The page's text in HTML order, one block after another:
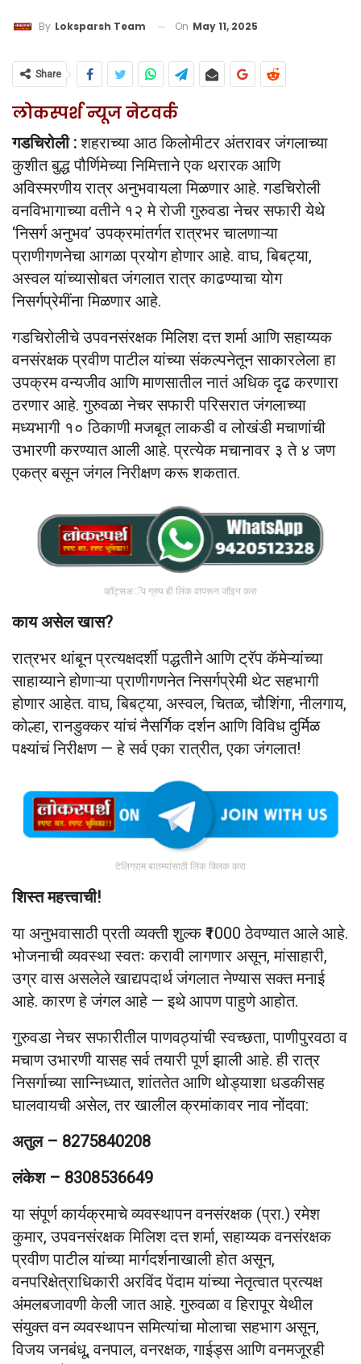
By Loksparsh Team On May 11, 2025
Share
लोकस्पर्श न्यूज नेटवर्क
गडचिरोली :शहराच्या आठ किलोमीटर अंतरावर जंगलाच्या
कुशीत बुद्ध पौर्णिमेच्या निमित्ताने एक थरारक आणि
अविस्मरणीय रात्र अनुभवायला मिळणार आहे. गडचिरोली
वनविभागाच्या वतीने १२ मे रोजी गुरुवडा नेचर सफारी येथे
‘निसर्ग अनुभव’ उपक्रमांतर्गत रात्रभर चालणाऱ्या
प्राणीगणनेचा आगळा प्रयोग होणार आहे. वाघ, बिबट्या,
अस्वल यांच्यासोबत जंगलात रात्र काढण्याचा योग
निसर्गप्रेमींना मिळणार आहे.
गडचिरोलीचे उपवनसंरक्षक मिलिश दत्त शर्मा आणि सहाय्यक
वनसंरक्षक प्रवीण पाटील यांच्या संकल्पनेतून साकारलेला हा
उपक्रम वन्यजीव आणि माणसातील नातं अधिक दृढ करणारा
ठरणार आहे. गुरुवळा नेचर सफारी परिसरात जंगलाच्या
मध्यभागी १० ठिकाणी मजबूत लाकडी व लोखंडी मचाणांची
उभारणी करण्यात आली आहे. प्रत्येक मचानावर ३ ते ४ जण
एकत्र बसून जंगल निरीक्षण करू शकतात.
व्हॉट्सअॅप ग्रुप ही लिंक वापरून जॉइन करा
काय असेल खास?
रात्रभर थांबून प्रत्यक्षदर्शी पद्धतीने आणि ट्रॅप कॅमेऱ्यांच्या
साहाय्याने होणाऱ्या प्राणीगणनेत निसर्गप्रेमी थेट सहभागी
होणार आहेत. वाघ, बिबट्या, अस्वल, चितळ, चौशिंगा, नीलगाय,
कोल्हा, रानडुक्कर यांचं नैसर्गिक दर्शन आणि विविध दुर्मिळ
पक्ष्यांचं निरीक्षण — हे सर्व एका रात्रीत, एका जंगलात!
टेलिग्राम बातम्यांसाठी लिंक क्लिक करा
शिस्त महत्त्वाची!
या अनुभवासाठी प्रती व्यक्ती शुल्क ₹1000 ठेवण्यात आले आहे.
भोजनाची व्यवस्था स्वतः करावी लागणार असून, मांसाहारी,
उग्र वास असलेले खाद्यपदार्थ जंगलात नेण्यास सक्त मनाई
आहे. कारण हे जंगल आहे — इथे आपण पाहुणे आहोत.
गुरुवडा नेचर सफारीतील पाणवठ्यांची स्वच्छता, पाणीपुरवठा व
मचाण उभारणी यासह सर्व तयारी पूर्ण झाली आहे. ही रात्र
निसर्गाच्या सान्निध्यात, शांततेत आणि थोड्याशा धडकीसह
घालवायची असेल, तर खालील क्रमांकावर नाव नोंदवा:
अतुल – 8275840208
लंकेश – 8308536649
या संपूर्ण कार्यक्रमाचे व्यवस्थापन वनसंरक्षक (प्रा.) रमेश
कुमार, उपवनसंरक्षक मिलिश दत्त शर्मा, सहाय्यक वनसंरक्षक
प्रवीण पाटील यांच्या मार्गदर्शनाखाली होत असून,
वनपरिक्षेत्राधिकारी अरविंद पेंदाम यांच्या नेतृत्वात प्रत्यक्ष
अंमलबजावणी केली जात आहे. गुरुवळा व हिरापूर येथील
संयुक्त वन व्यवस्थापन समित्यांचा मोलाचा सहभाग असून,
विजय जनबंधू, वनपाल, वनरक्षक, गाईड्स आणि वनमजूरही